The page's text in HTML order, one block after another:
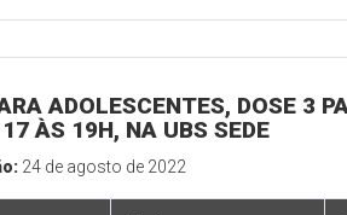
ADOLESCENTES, DOSE 3
ÀS 19H, NA UBS SEDE
24 de agosto de 2022